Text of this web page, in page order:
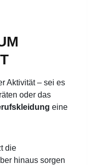
Aktivität – sei es
oder das
eine
die
hinaus sorgen